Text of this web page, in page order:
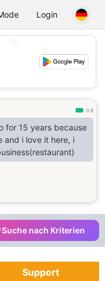
Login
💕
0.9
for 15 years because
and i love it here, i
Suche nach Kriterien
Support